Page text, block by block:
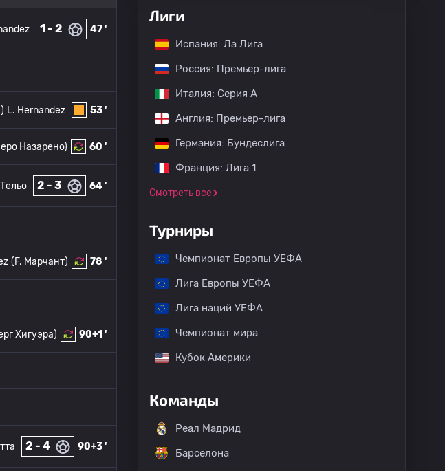
47 '
1 - 2
53 '
L. Hernandez
60 '
Назарено)
64 '
2 - 3
78 '
(F. Марчант)
90+1 '
Хигуэра)
90+3 '
2 - 4
Лиги
Испания: Ла Лига
Россия: Премьер-лига
Италия: Серия А
Англия: Премьер-лига
Германия: Бундеслига
Франция: Лига 1
Смотреть все
Турниры
Чемпионат Европы УЕФА
Лига Европы УЕФА
Лига наций УЕФА
Чемпионат мира
Кубок Америки
Команды
Реал Мадрид
Барселона